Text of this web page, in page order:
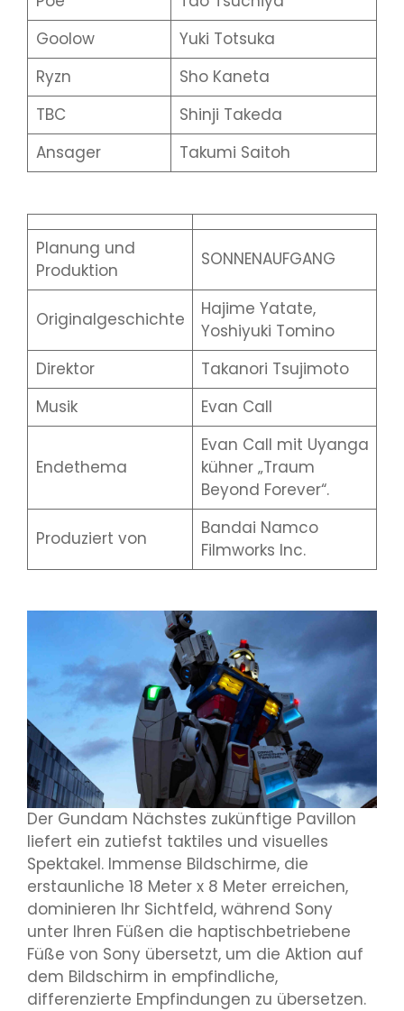
Goolow
Yuki Totsuka
Ryzn
Sho Kaneta
TBC
Shinji Takeda
Ansager
Takumi Saitoh
Planung und
Produktion
SONNENAUFGANG
Originalgeschichte
Hajime Yatate,
Yoshiyuki Tomino
Direktor
Takanori Tsujimoto
Musik
Evan Call
Endethema
Evan Call mit Uyanga
kühner „Traum
Beyond Forever“.
Produziert von
Bandai Namco
Filmworks Inc.
Der Gundam Nächstes zukünftige Pavillon
liefert ein zutiefst taktiles und visuelles
Spektakel. Immense Bildschirme, die
erstaunliche 18 Meter x 8 Meter erreichen,
dominieren Ihr Sichtfeld, während Sony
unter Ihren Füßen die haptischbetriebene
Füße von Sony übersetzt, um die Aktion auf
dem Bildschirm in empfindliche,
differenzierte Empfindungen zu übersetzen.